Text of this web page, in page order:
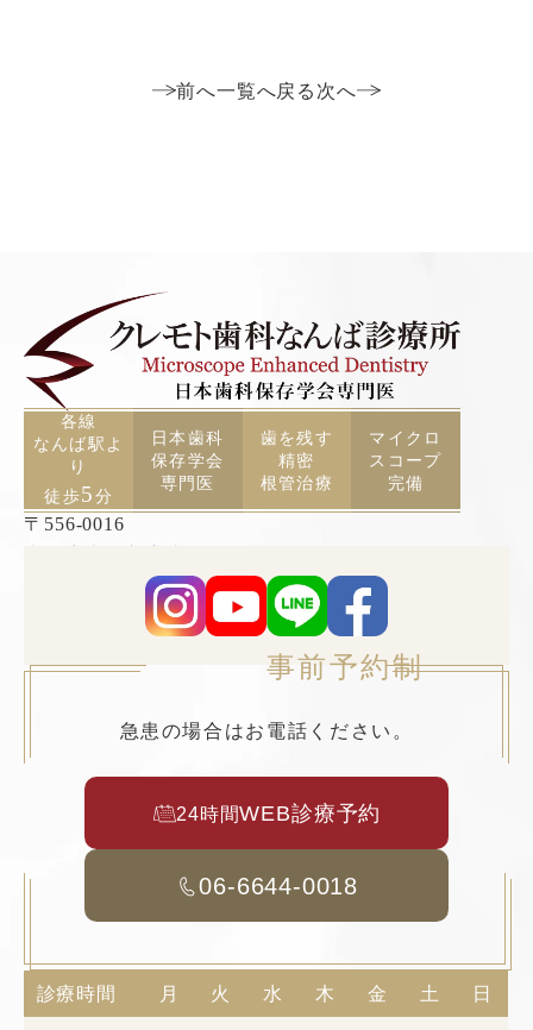
前へ一覧へ戻る 次へ
各線
なんば駅よ
り
徒歩5分
日本歯科
保存学会
専門医
歯を残す
精密
根管治療
マイクロ
スコープ
完備
〒556-0016
事前予約制
急患の場合はお電話ください。
24時間WEB診療予約
06-6644-0018
診療時間 月 火 水 木 金 土 日